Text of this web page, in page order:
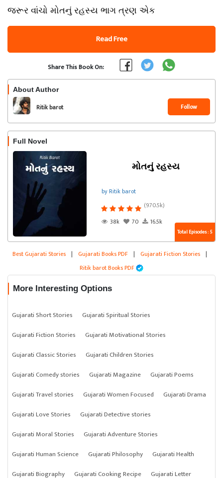
જરૂર વાંચો મોતનું રહસ્ય ભાગ ત્રણ એક
Read Free
Share This Book On:
About Author
Ritik barot Follow
Full Novel
મોતનું રહસ્ય
by Ritik barot
(970.5k)
38k
70 16.5k
Total Episodes : 5
Best Gujarati Stories | Gujarati Books PDF | Gujarati Fiction Stories |
Ritik barot Books PDF
More Interesting Options
Gujarati Short Stories
Gujarati Spiritual Stories
Gujarati Fiction Stories
Gujarati Motivational Stories
Gujarati Classic Stories
Gujarati Children Stories
Gujarati Comedy stories
Gujarati Magazine
Gujarati Poems
Gujarati Travel stories
Gujarati Women Focused
Gujarati Drama
Gujarati Love Stories
Gujarati Detective stories
Gujarati Moral Stories
Gujarati Adventure Stories
Gujarati Human Science
Gujarati Philosophy
Gujarati Health
Gujarati Biography
Gujarati Cooking Recipe Gujarati Letter